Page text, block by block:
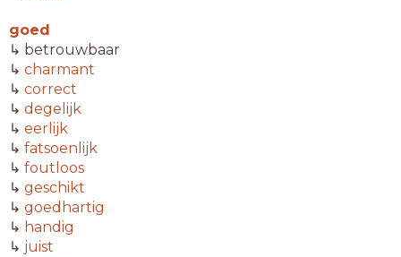
goed
↳ betrouwbaar
↳ charmant
↳ correct
↳ degelijk
↳ eerlijk
↳ fatsoenlijk
↳ foutloos
↳ geschikt
↳ goedhartig
↳ handig
↳ juist